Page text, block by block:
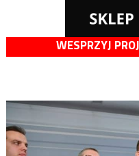
WESPRZYJ